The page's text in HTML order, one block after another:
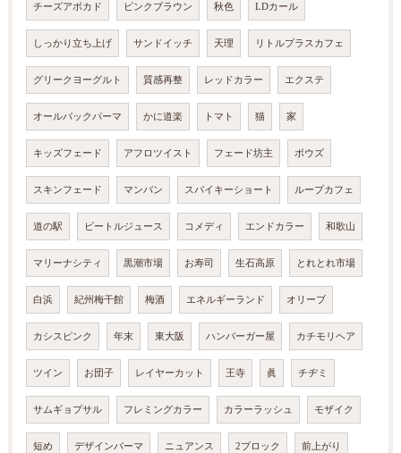
チーズアボカド ピンクブラウン 秋色 LDカール
しっかり立ち上げ サンドイッチ 天理 リトルプラスカフェ
グリークヨーグルト 質感再整 レッドカラー エクステ
オールバックパーマ かに道楽 トマト 猫 家
キッズフェード アフロツイスト フェード坊主 ボウズ
スキンフェード マンバン スパイキーショート ループカフェ
道の駅 ビートルジュース コメディ エンドカラー 和歌山
マリーナシティ 黒潮市場 お寿司 生石高原 とれとれ市場
白浜 紀州梅干館 梅酒 エネルギーランド オリーブ
カシスピンク 年末 東大阪 ハンバーガー屋 カチモリヘア
ツイン お団子 レイヤーカット 王寺 眞 チヂミ
サムギョプサル フレミングカラー カラーラッシュ モザイク
短め デザインパーマ ニュアンス 2ブロック 前上がり